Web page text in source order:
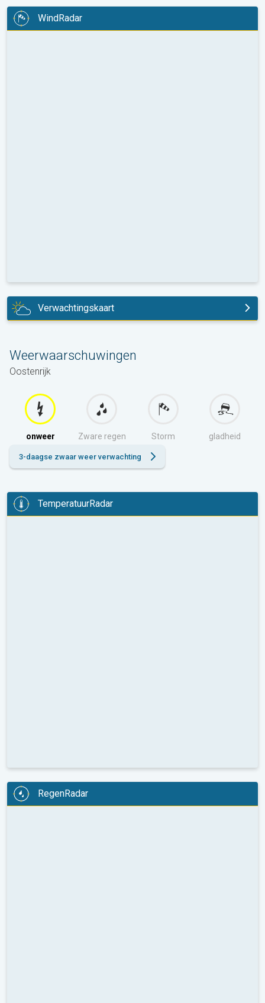
WindRadar
Verwachtingskaart
Weerwaarschuwingen
Oostenrijk
onweer Zware regen Storm gladheid
3-daagse zwaar weer verwachting
TemperatuurRadar
RegenRadar